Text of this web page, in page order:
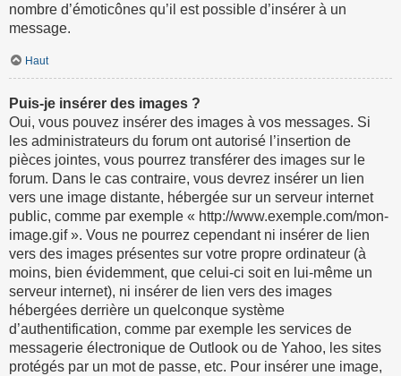
nombre d’émoticônes qu’il est possible d’insérer à un
message.
Haut
Puis-je insérer des images ?
Oui, vous pouvez insérer des images à vos messages. Si
les administrateurs du forum ont autorisé l’insertion de
pièces jointes, vous pourrez transférer des images sur le
forum. Dans le cas contraire, vous devrez insérer un lien
vers une image distante, hébergée sur un serveur internet
public, comme par exemple « http://www.exemple.com/mon-
image.gif ». Vous ne pourrez cependant ni insérer de lien
vers des images présentes sur votre propre ordinateur (à
moins, bien évidemment, que celui-ci soit en lui-même un
serveur internet), ni insérer de lien vers des images
hébergées derrière un quelconque système
d’authentification, comme par exemple les services de
messagerie électronique de Outlook ou de Yahoo, les sites
protégés par un mot de passe, etc. Pour insérer une image,